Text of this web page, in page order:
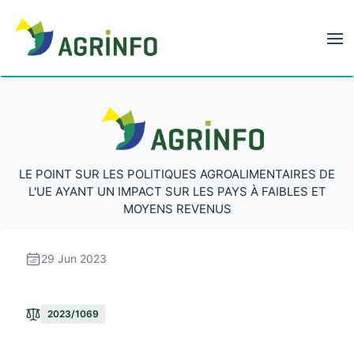
AGRINFO
LE POINT SUR LES POLITIQUES AGROALIMENTAIRES DE
L'UE AYANT UN IMPACT SUR LES PAYS À FAIBLES ET
MOYENS REVENUS
29 Jun 2023
2023/1069